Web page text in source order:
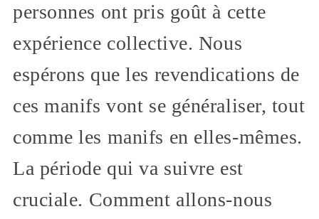
personnes ont pris goût à cette
expérience collective. Nous
espérons que les revendications de
ces manifs vont se généraliser, tout
comme les manifs en elles-mêmes.
La période qui va suivre est
cruciale. Comment allons-nous